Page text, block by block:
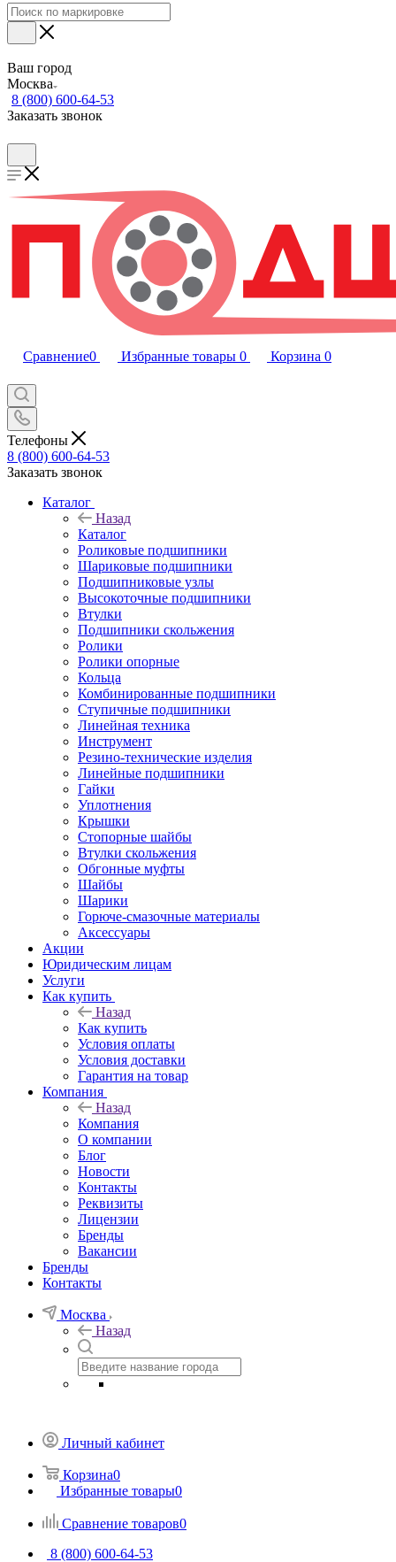
Ваш город
Москва
8 (800) 600-64-53
Заказать звонок
Сравнение0 Избранные товары 0 Корзина 0
Телефоны
8 (800) 600-64-53
Заказать звонок
Каталог
Назад
Каталог
Роликовые подшипники
Шариковые подшипники
Подшипниковые узлы
Высокоточные подшипники
Втулки
Подшипники скольжения
Ролики
Ролики опорные
Кольца
Комбинированные подшипники
Ступичные подшипники
Линейная техника
Инструмент
Резино-технические изделия
Линейные подшипники
Гайки
Уплотнения
Крышки
Стопорные шайбы
Втулки скольжения
Обгонные муфты
Шайбы
Шарики
Горюче-смазочные материалы
Аксессуары
Акции
Юридическим лицам
Услуги
Как купить
Назад
Как купить
Условия оплаты
Условия доставки
Гарантия на товар
Компания
Назад
Компания
О компании
Блог
Новости
Контакты
Реквизиты
Лицензии
Бренды
Вакансии
Бренды
Контакты
Москва
Назад
Личный кабинет
Корзина0
Избранные товары0
Сравнение товаров0
8 (800) 600-64-53